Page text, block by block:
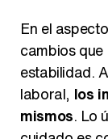
En el
cambios
estabilidad.
laboral, los
mismos. Lo